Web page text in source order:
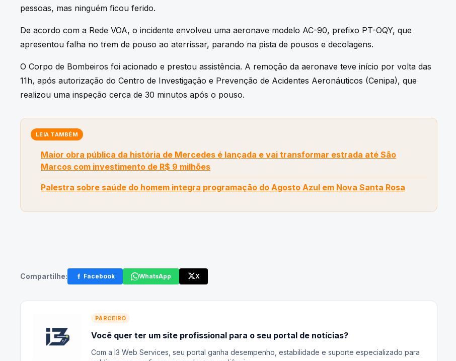
pessoas, mas ninguém ficou ferido.
De acordo com a Rede VOA, o incidente envolveu uma aeronave modelo AC-90, prefixo PT-OQY, que
apresentou falha no trem de pouso ao aterrissar, parando na pista de pousos e decolagens.
O Corpo de Bombeiros foi acionado e prestou assistência. A remoção da aeronave teve início por volta das
11h, após autorização do Centro de Investigação e Prevenção de Acidentes Aeronáuticos (Cenipa), que
realizou uma inspeção cerca de 30 minutos após o pouso.
LEIA TAMBÉM
Maior obra pública da história de Mercedes é lançada e vai transformar estrada até São
Marcos com investimento de R$ 9 milhões
Palestra sobre saúde do homem integra programação do Agosto Azul em Nova Santa Rosa
Compartilhe: Facebook WhatsApp X
PARCEIRO
Você quer ter um site profissional para o seu portal de notícias?
Com a I3 Web Services, seu portal ganha desempenho, estabilidade e suporte especializado para